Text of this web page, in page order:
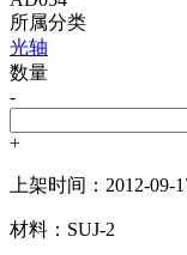
所属分类
光轴
数量
-
+
上架时间： 2012-09-
材料： SUJ-2